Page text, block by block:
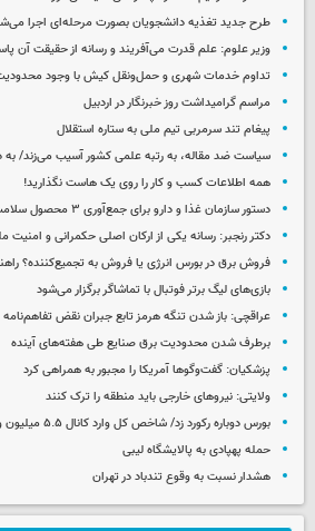
طرح جدید تغذیه دانشجویان بصورت مرحله‌ای اجرا
وزیر علوم: علم قدرت می‌آفریند و رسانه از حقیقت آن
تداوم خدمات شهری و حمل‌ونقل کیش با وجود
مراسم گرامیداشت روز خبرنگار در اردبیل
پیغام تند سرمربی تیم ملی به ستاره استقلال
سیاست ضد مقاله، به رتبه علمی کشور آسیب می‌زند/ به
همه اطلاعات کسب‌ و کار را روی یک هاست نگذارید!
دستور سازمان غذا و دارو برای جمع‌آوری ۳ محصول سلامت‌محور
دکتر رنجبر: رسانه یکی از ارکان اصلی حکمرانی و
فروش برق در بورس انرژی یا فروش به تجمیع‌کننده؟
بازی‌های لیگ برتر فوتبال با تماشاگر برگزار می‌شود
عراقچی: باز شدن تنگه هرمز تابع جبران نقض تفاهم‌نامه
برطرف شدن محدودیت‌ برق صنایع طی هفته‌های آینده
پزشکیان: گفت‌وگوها آمریکا را مجبور به همراهی کرد
ولایتی: نیروهای خارجی باید منطقه را ترک کنند
بورس دوباره رکورد زد/ شاخص کل وارد کانال ۵.۵ میلیون واحد شد
حمله پهپادی به پالایشگاه لیبی
هشدار نسبت به وقوع تندباد در تهران